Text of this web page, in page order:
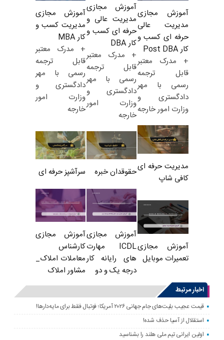
آموزش مجازی
مدیریت عالی
حرفه ای کسب و
کار Post DBA
+ مدرک معتبر
قابل ترجمه
رسمی با مهر
دادگستری و
وزارت امور خارجه
آموزش مجازی
مدیریت عالی و
حرفه ای کسب و
کار DBA
+ مدرک معتبر
قابل ترجمه
رسمی با مهر
دادگستری و
وزارت امور
خارجه
آموزش مجازی
مدیریت کسب و
کار MBA
+ مدرک معتبر
قابل ترجمه
رسمی با مهر
دادگستری و
وزارت امور
خارجه
مدیریت حرفه ای
کافی شاپ
حقوقدان خبره سرآشپز حرفه ای
آموزش مجازی
تعمیرات موبایل
آموزش مجازی
ICDL مهارت
های رایانه کار
درجه یک و دو
آموزش مجازی
کارشناس
معاملات املاک_
مشاور املاک
اخبار مرتبط
قیمت عجیب بلیت‌های جام جهانی ۲۰۲۶ آمریکا؛ فوتبال فقط برای مایه‌دارها!
استقلال از آسیا حذف شده!
اولین ایرانی تیم ملی هلند را بشناسید